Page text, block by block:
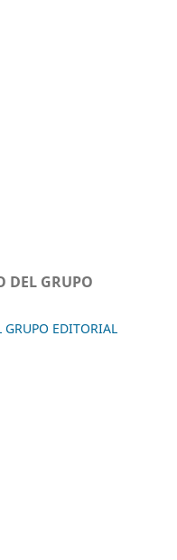
DEL GRUPO
GRUPO EDITORIAL